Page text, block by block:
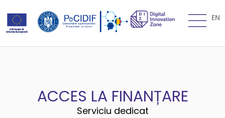
EN
ACCES LA FINANȚARE
Serviciu dedicat